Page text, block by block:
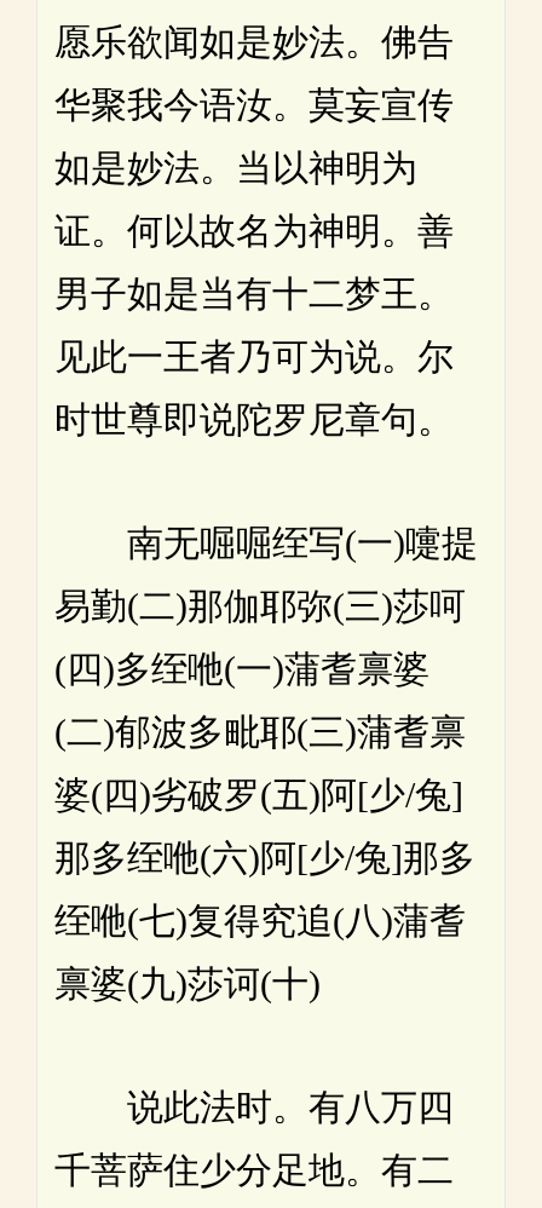
愿乐欲闻如是妙法。佛告
华聚我今语汝。莫妄宣传
如是妙法。当以神明为
证。何以故名为神明。善
男子如是当有十二梦王。
见此一王者乃可为说。尔
时世尊即说陀罗尼章句。
南无啒啒绖写(一)嚏提
易勤(二)那伽耶弥(三)莎呵
(四)多绖咃(一)蒲耆禀婆
(二)郁波多毗耶(三)蒲耆禀
婆(四)劣破罗(五)阿[少/兔]
那多绖咃(六)阿[少/兔]那多
绖咃(七)复得究追(八)蒲耆
禀婆(九)莎诃(十)
说此法时。有八万四
千菩萨住少分足地。有二